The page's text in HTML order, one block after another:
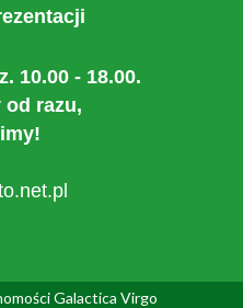
10.00 - 18.00.
razu,
Galactica Virgo